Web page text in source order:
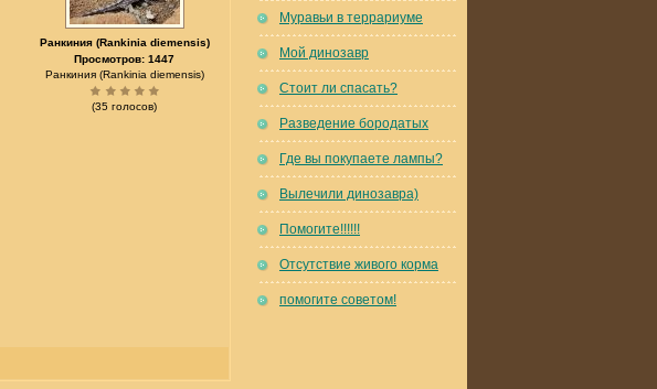
Ранкиния (Rankinia diemensis)
Просмотров: 1447
Ранкиния (Rankinia diemensis)
(35 голосов)
Муравьи в террариуме
Мой динозавр
Стоит ли спасать?
Разведение бородатых
Где вы покупаете лампы?
Вылечили динозавра)
Помогите!!!!!!
Отсутствие живого корма
помогите советом!